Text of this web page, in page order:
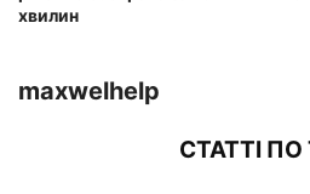
хвилин
maxwelhelp
СТАТТІ ПО